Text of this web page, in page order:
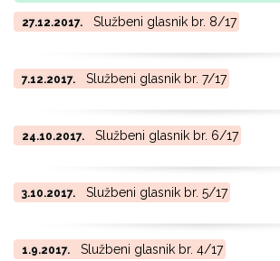
27.12.2017. Službeni glasnik br. 8/17
7.12.2017. Službeni glasnik br. 7/17
24.10.2017. Službeni glasnik br. 6/17
3.10.2017. Službeni glasnik br. 5/17
1.9.2017. Službeni glasnik br. 4/17